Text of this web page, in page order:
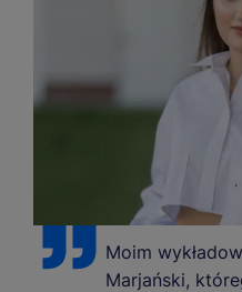
Moim
Marjański,